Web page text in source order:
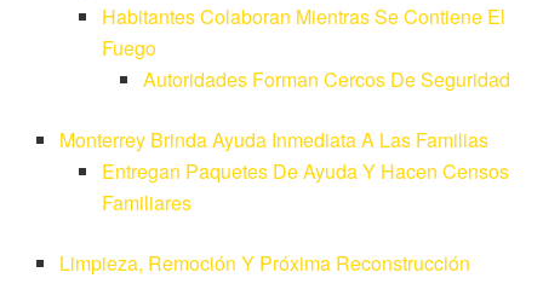
Habitantes Colaboran Mientras Se Contiene El
Fuego
Autoridades Forman Cercos De Seguridad
Monterrey Brinda Ayuda Inmediata A Las Familias
Entregan Paquetes De Ayuda Y Hacen Censos
Familiares
Limpieza, Remoción Y Próxima Reconstrucción